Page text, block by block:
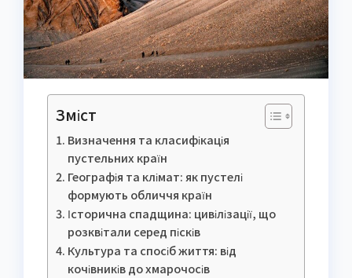
Зміст
Визначення та класифікація
пустельних країн
Географія та клімат: як пустелі
формують обличчя країн
Історична спадщина: цивілізації, що
розквітали серед пісків
Культура та спосіб життя: від
кочівників до хмарочосів